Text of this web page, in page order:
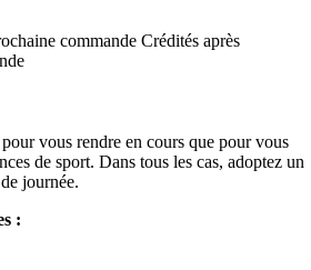
commande Crédités après
vous rendre en cours que pour vous
de sport. Dans tous les cas, adoptez un
journée.
: